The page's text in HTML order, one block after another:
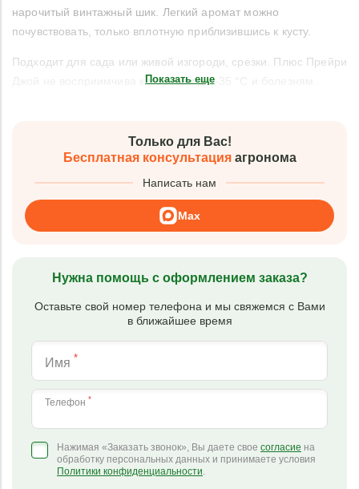
нарочитый винтажный шик. Легкий аромат можно
почувствовать, только вплотную приблизившись к кусту.
Подходит для сада или живой изгороди, срезки. Плюс Прейри
Джой не восприимчива к морозам до -35 °C и болезням.
Показать еще
Только для Вас!
Бесплатная консультацияагронома
Написать нам
Max
Нужна помощь с оформлением заказа?
Оставьте свой номер телефона и мы свяжемся с Вами
в ближайшее время
Имя *
Телефон *
Нажимая «Заказать звонок», Вы даете свое согласие на
обработку персональных данных и принимаете условия
Политики конфиденциальности.